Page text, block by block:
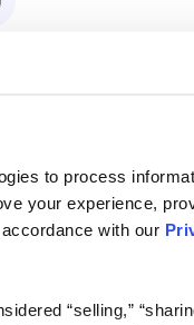
to process
your experience,
with our
“selling,”